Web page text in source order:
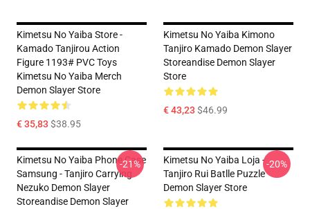
Kimetsu No Yaiba Store -
Kamado Tanjirou Action
Figure 1193# PVC Toys
Kimetsu No Yaiba Merch
Demon Slayer Store
€ 35,83 $38.95
Kimetsu No Yaiba Kimono
Tanjiro Kamado Demon Slayer
Storeandise Demon Slayer
Store
€ 43,23 $46.99
Kimetsu No Yaiba Phone Case
Samsung - Tanjiro Carrying
Nezuko Demon Slayer
Storeandise Demon Slayer
-21%
Kimetsu No Yaiba Loja -
Tanjiro Rui Batlle Puzzle
Demon Slayer Store
-20%